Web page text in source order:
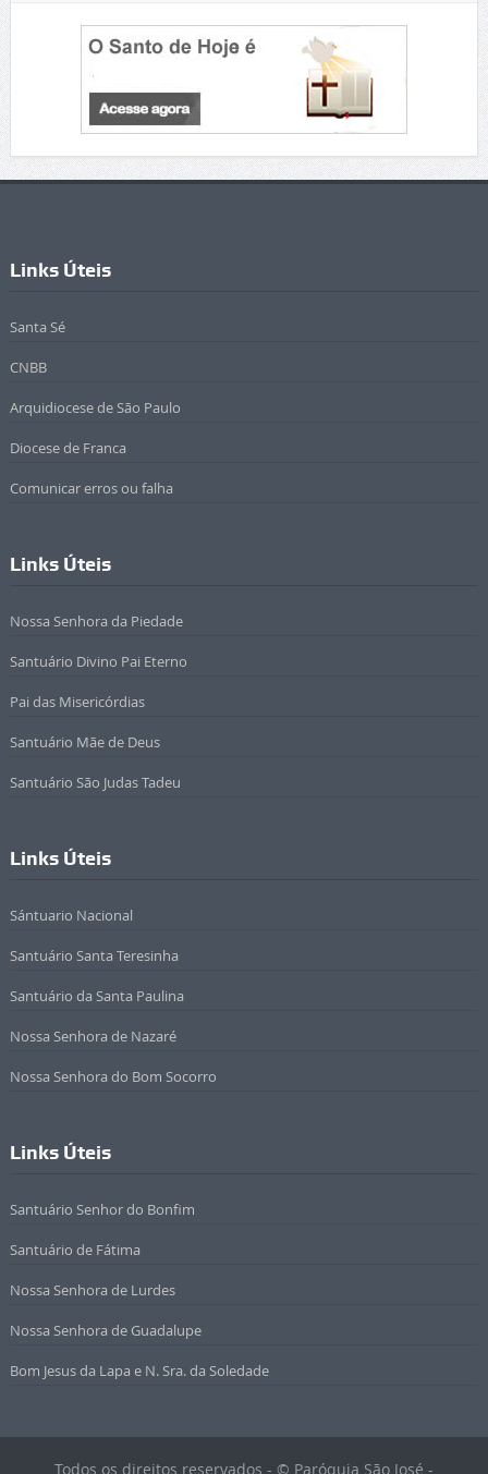
Links Úteis
Santa Sé
CNBB
Arquidiocese de São Paulo
Diocese de Franca
Comunicar erros ou falha
Links Úteis
Nossa Senhora da Piedade
Santuário Divino Pai Eterno
Pai das Misericórdias
Santuário Mãe de Deus
Santuário São Judas Tadeu
Links Úteis
Sántuario Nacional
Santuário Santa Teresinha
Santuário da Santa Paulina
Nossa Senhora de Nazaré
Nossa Senhora do Bom Socorro
Links Úteis
Santuário Senhor do Bonfim
Santuário de Fátima
Nossa Senhora de Lurdes
Nossa Senhora de Guadalupe
Bom Jesus da Lapa e N. Sra. da Soledade
Todos os direitos reservados - © Paróquia São José -